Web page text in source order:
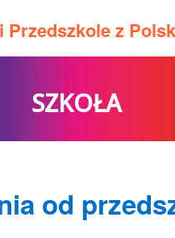
Przedszkole z
SZKOŁA
od